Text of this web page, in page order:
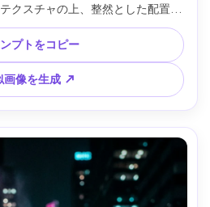
クスチャの上、整然とした配置と
光、Sony A7IV＋35mm・f/4・モ
彩色トーン --ar 4:5
プトをコピー
画像を生成 ↗